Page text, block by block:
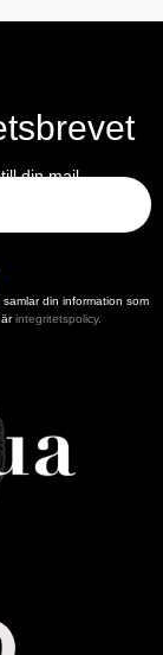
din mail
din information som
integritetspolicy.